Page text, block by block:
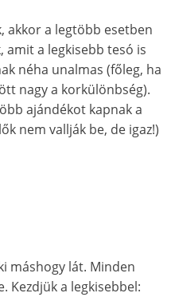
akkor a legtöbb esetben
amit a legkisebb tesó is
néha unalmas (főleg, ha
nagy a korkülönbség).
ajándékot kapnak a
nem vallják be, de igaz!)
máshogy lát. Minden
Kezdjük a legkisebbel: